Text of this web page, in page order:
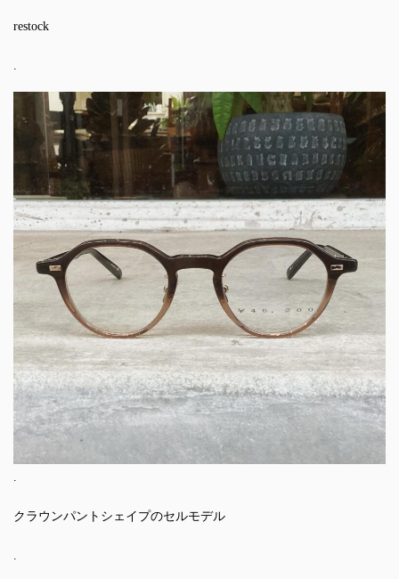
restock
.
.
クラウンパントシェイプのセルモデル
.